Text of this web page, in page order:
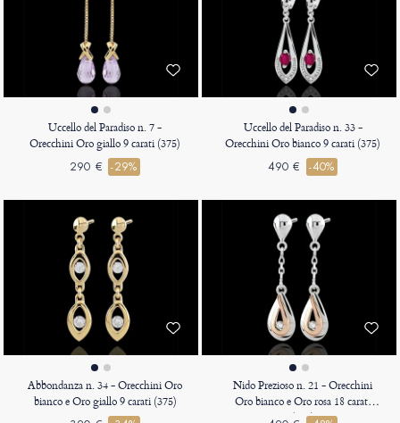
Uccello del Paradiso n. 7 -
Orecchini Oro giallo 9 carati (375)
290 € -29%
Uccello del Paradiso n. 33 -
Orecchini Oro bianco 9 carati (375)
490 € -40%
Abbondanza n. 34 - Orecchini Oro
bianco e Oro giallo 9 carati (375)
Nido Prezioso n. 21 - Orecchini
Oro bianco e Oro rosa 18 carati
(750)